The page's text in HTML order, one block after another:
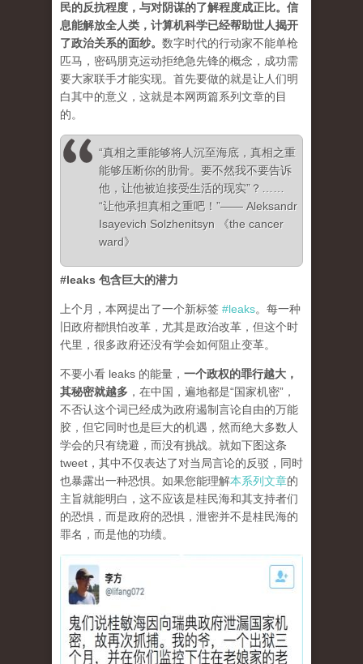
民的反抗程度，与对阴谋的了解程度成正比。信
息能解放全人类，计算机科学已经帮助世人揭开
了政治关系的面纱。 数字时代的行动家不能单枪
匹马，密码朋克运动拒绝急先锋的概念，成功需
要大家联手才能实现。首先要做的就是让人们明
白其中的意义，这就是本网两篇系列文章的目
的。
“真相之重能够将人沉至海底，真相之重
能够压断你的肋骨。要不然我不要告诉
他，让他被迫接受生活的现实”？……
“让他承担真相之重吧！”—— Aleksandr
Isayevich Solzhenitsyn 《the cancer
ward》
#leaks 包含巨大的潜力
上个月，本网提出了一个新标签 #leaks。每一种
旧政府都惧怕改革，尤其是政治改革，但这个时
代里，很多政府还没有学会如何阻止变革。
不要小看 leaks 的能量， 一个政权的罪行越大，
其秘密就越多 ，在中国，遍地都是“国家机密”，
不否认这个词已经成为政府遏制言论自由的万能
胶，但它同时也是巨大的机遇，然而绝大多数人
学会的只有绕避，而没有挑战。就如下图这条
tweet，其中不仅表达了对当局言论的反驳，同时
也暴露出一种恐惧。如果您能理解本系列文章的
主旨就能明白，这不应该是桂民海和其支持者们
的恐惧，而是政府的恐惧，泄密并不是桂民海的
罪名，而是他的功绩。